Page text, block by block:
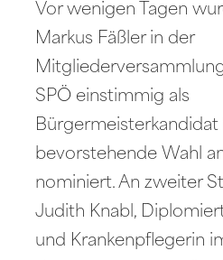
Vor wenigen Tagen
Markus Fäßler in der
SPÖ einstimmig als
Bürgermeisterkandidat
bevorstehende Wahl
nominiert. An zweiter
Judith Knabl,
und Krankenpflegerin